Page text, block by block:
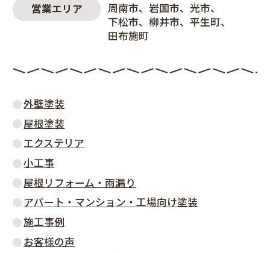
営業エリア
周南市 岩国市
光市
下松市
柳井市
平生町
田布施町
外壁塗装
屋根塗装
エクステリア
小工事
屋根リフォーム・雨漏り
アパート・マンション・工場向け塗装
施工事例
お客様の声